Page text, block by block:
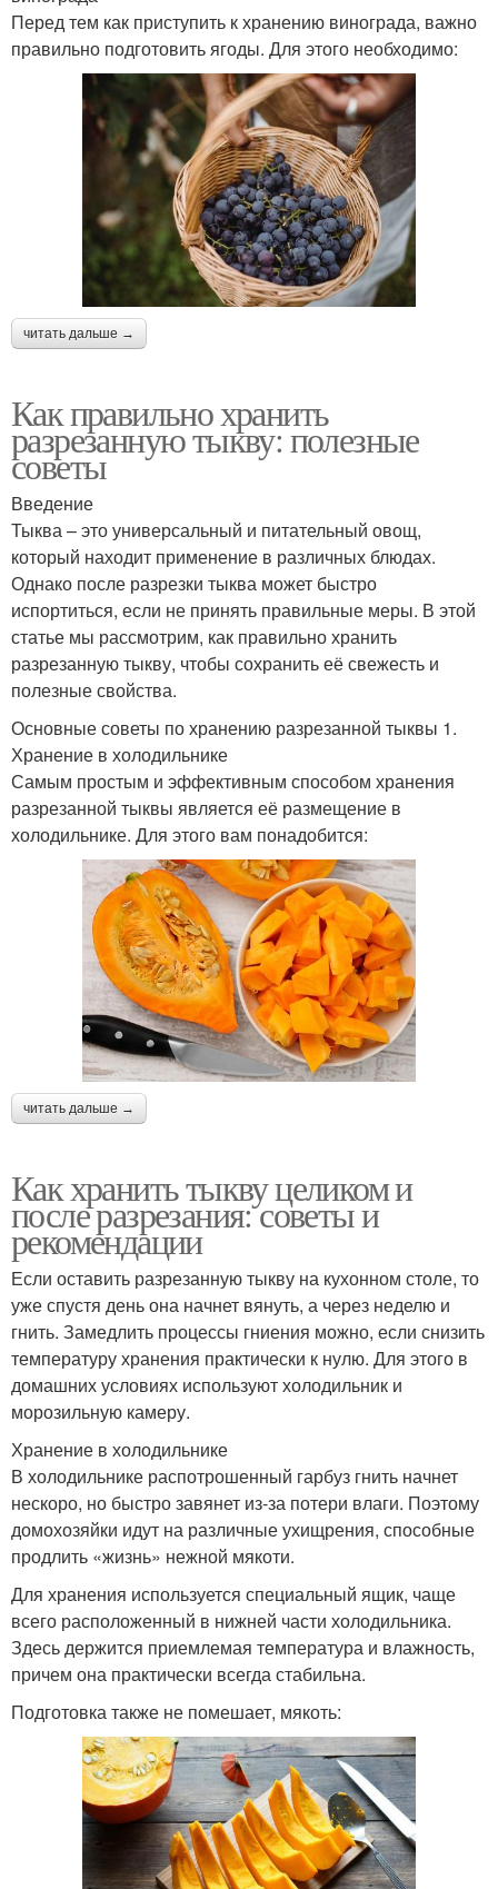
Перед тем как приступить к хранению винограда, важно
правильно подготовить ягоды. Для этого необходимо:
читать дальше →
Как правильно хранить
разрезанную тыкву: полезные
советы
Введение
Тыква – это универсальный и питательный овощ,
который находит применение в различных блюдах.
Однако после разрезки тыква может быстро
испортиться, если не принять правильные меры. В этой
статье мы рассмотрим, как правильно хранить
разрезанную тыкву, чтобы сохранить её свежесть и
полезные свойства.
Основные советы по хранению разрезанной тыквы 1.
Хранение в холодильнике
Самым простым и эффективным способом хранения
разрезанной тыквы является её размещение в
холодильнике. Для этого вам понадобится:
читать дальше →
Как хранить тыкву целиком и
после разрезания: советы и
рекомендации
Если оставить разрезанную тыкву на кухонном столе, то
уже спустя день она начнет вянуть, а через неделю и
гнить. Замедлить процессы гниения можно, если снизить
температуру хранения практически к нулю. Для этого в
домашних условиях используют холодильник и
морозильную камеру.
Хранение в холодильнике
В холодильнике распотрошенный гарбуз гнить начнет
нескоро, но быстро завянет из-за потери влаги. Поэтому
домохозяйки идут на различные ухищрения, способные
продлить «жизнь» нежной мякоти.
Для хранения используется специальный ящик, чаще
всего расположенный в нижней части холодильника.
Здесь держится приемлемая температура и влажность,
причем она практически всегда стабильна.
Подготовка также не помешает, мякоть: